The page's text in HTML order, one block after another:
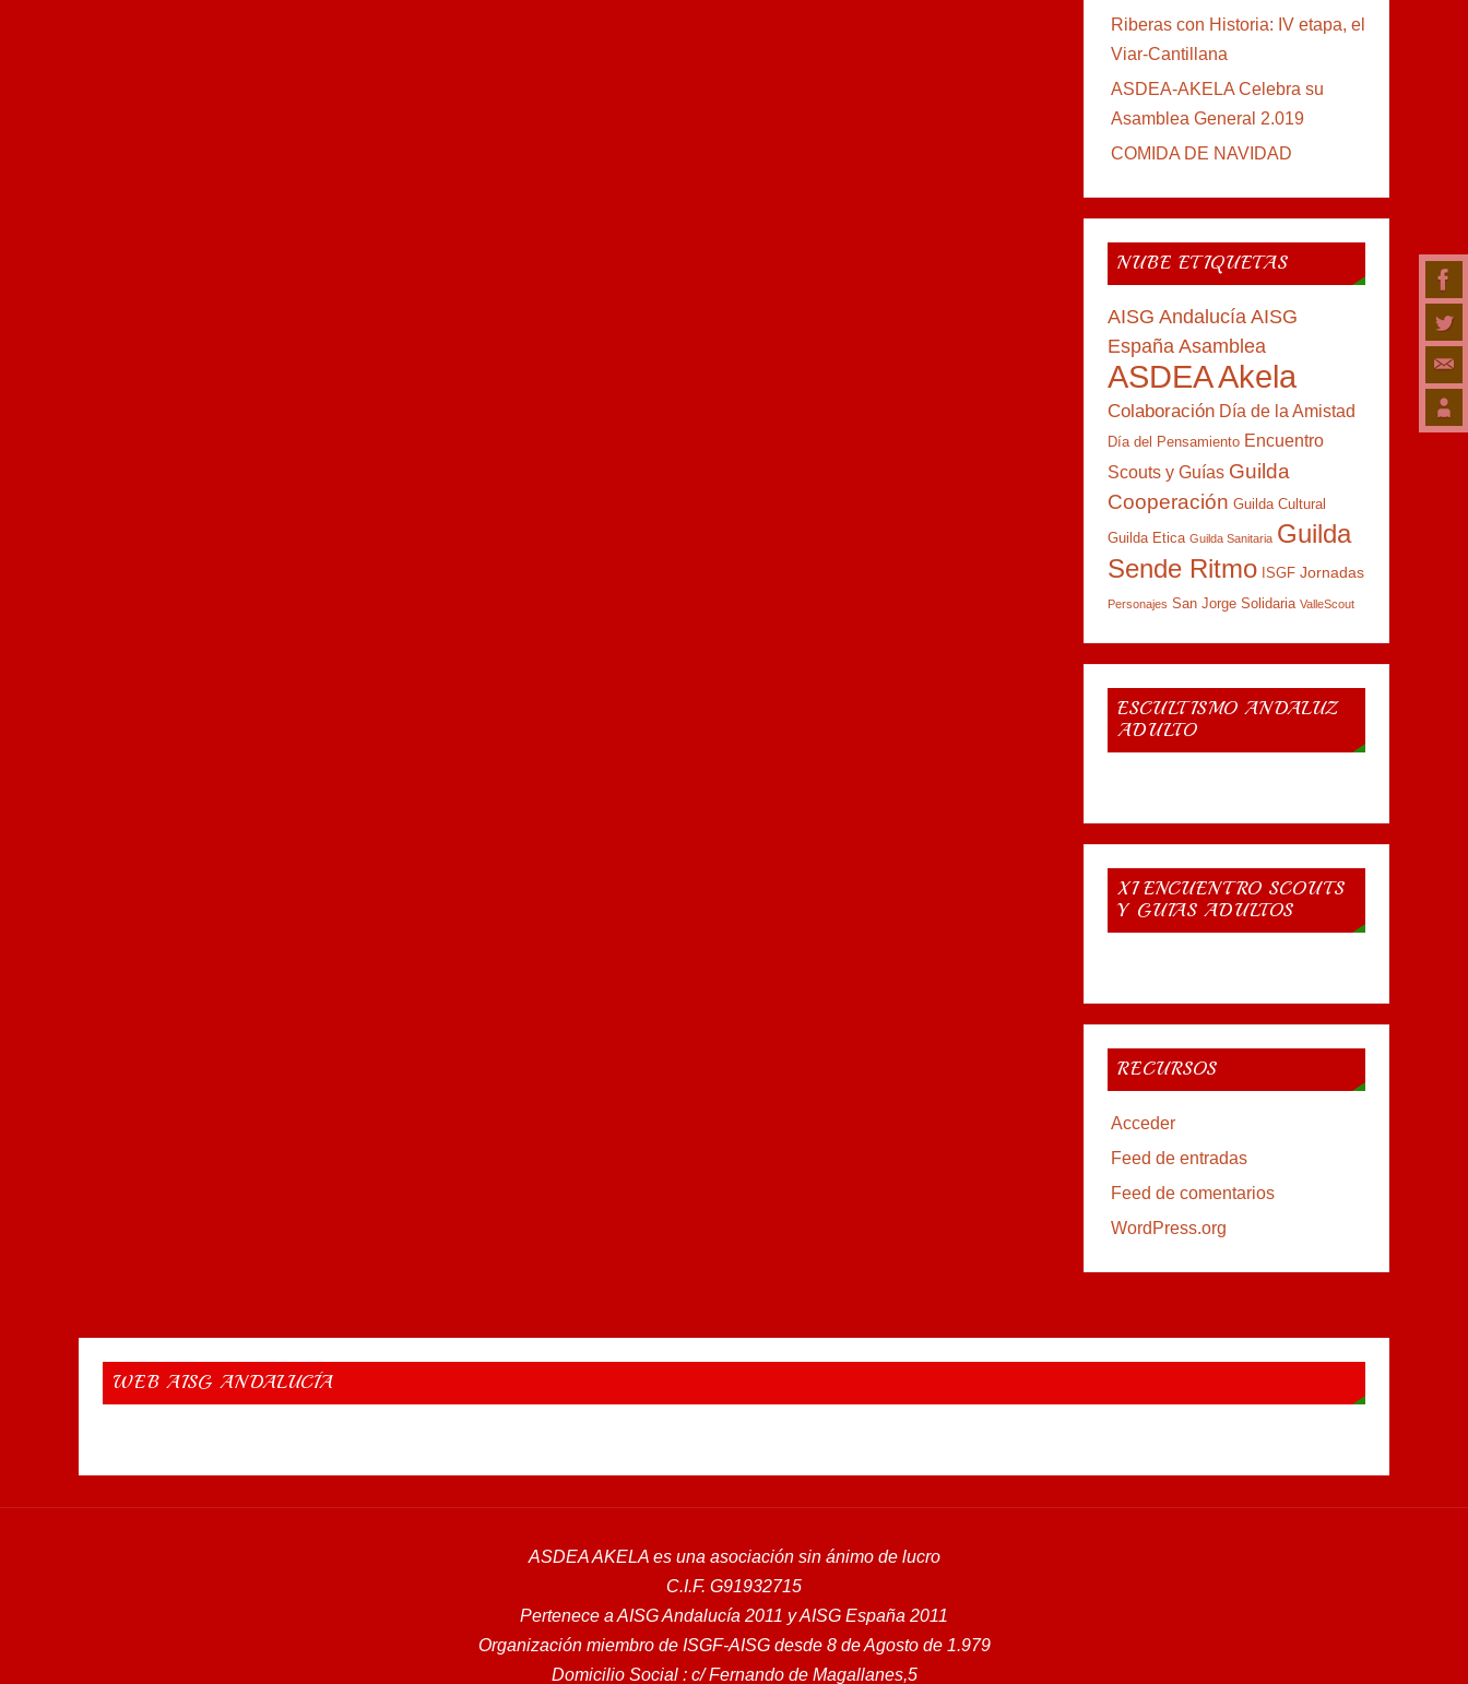
Riberas con Historia: IV etapa, el
Viar-Cantillana
ASDEA-AKELA Celebra su
Asamblea General 2.019
COMIDA DE NAVIDAD
NUBE ETIQUETAS
AISG Andalucía AISG
España Asamblea
ASDEA Akela
Colaboración Día de la Amistad
Día del Pensamiento Encuentro
Scouts y Guías Guilda
Cooperación Guilda Cultural
Guilda Etica Guilda Sanitaria Guilda
Sende Ritmo ISGF Jornadas
Personajes San Jorge Solidaria ValleScout
ESCULTISMO ANDALUZ
ADULTO
XI ENCUENTRO SCOUTS
Y GUIAS ADULTOS
RECURSOS
Acceder
Feed de entradas
Feed de comentarios
WordPress.org
WEB AISG ANDALUCÍA
ASDEA AKELA es una asociación sin ánimo de lucro
C.I.F. G91932715
Pertenece a AISG Andalucía 2011 yAISG España 2011
Organización miembro de ISGF-AISG desde 8 de Agosto de 1.979
Domicilio Social : c/ Fernando de Magallanes,5